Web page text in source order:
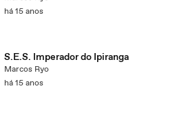
há 15 anos
S.E.S. Imperador do Ipiranga
Marcos Ryo
há 15 anos